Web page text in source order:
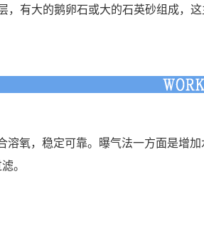
有大的鹅卵石或大的石英砂组成，这
氧，稳定可靠。曝气法一方面是增
。